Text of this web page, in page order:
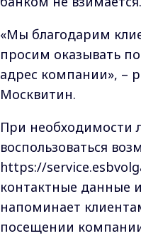
«Мы благодарим
просим оказывать
адрес компании», –
Москвитин.
При необходимости
воспользоваться
https://
контактные данные
напоминает
посещении